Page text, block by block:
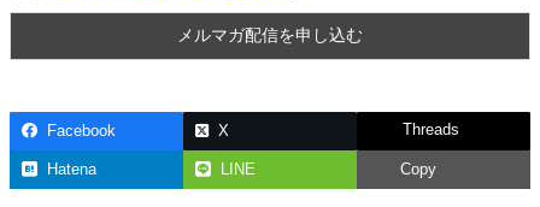
Facebook X Threads
Hatena LINE Copy